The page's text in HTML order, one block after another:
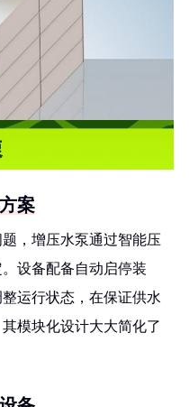
案
，增压水泵通过智能压
设备配备自动启停装
运行状态，在保证供水
模块化设计大大简化了